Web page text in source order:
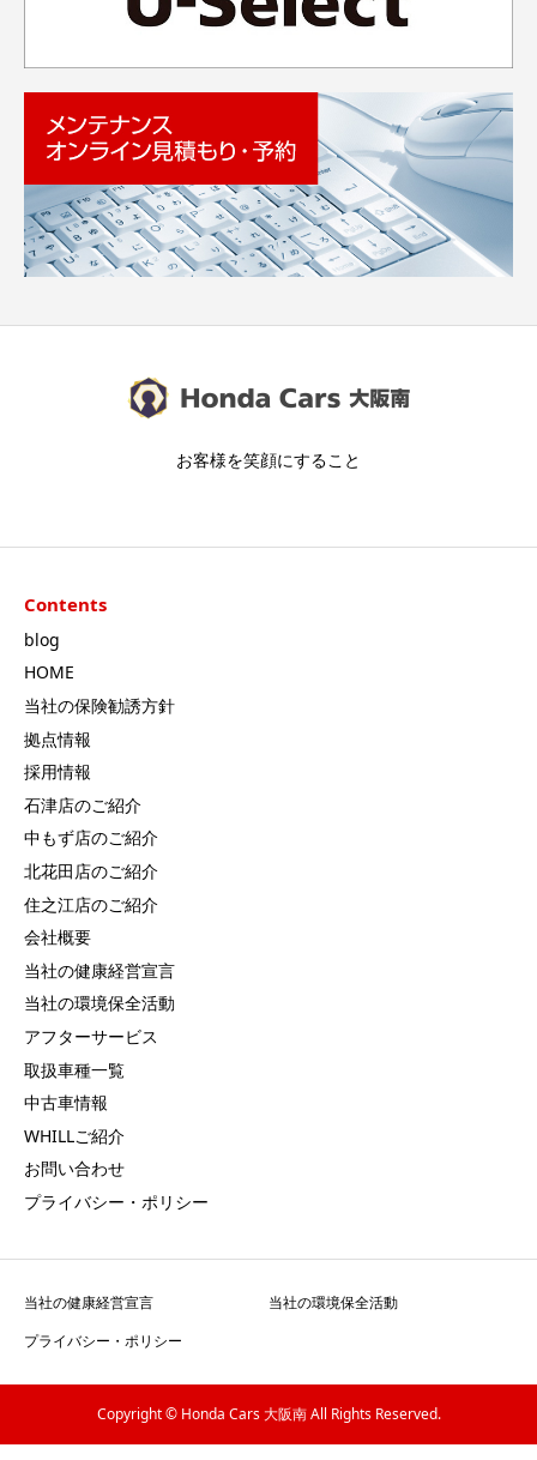
お客様を笑顔にすること
Contents
blog
HOME
当社の保険勧誘方針
拠点情報
採用情報
石津店のご紹介
中もず店のご紹介
北花田店のご紹介
住之江店のご紹介
会社概要
当社の健康経営宣言
当社の環境保全活動
アフターサービス
取扱車種一覧
中古車情報
WHILLご紹介
お問い合わせ
プライバシー・ポリシー
当社の健康経営宣言
当社の環境保全活動
プライバシー・ポリシー
Copyright © Honda Cars 大阪南 All Rights Reserved.